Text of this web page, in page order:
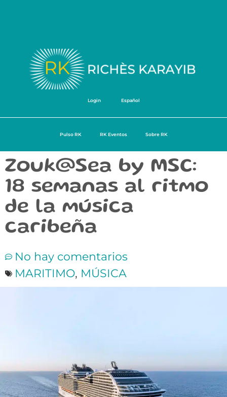
Login Español
Pulso RK RK Eventos Sobre RK
Zouk@Sea by MSC:
18 semanas al ritmo
de la música
caribeña
No hay comentarios
MARITIMO, MÚSICA